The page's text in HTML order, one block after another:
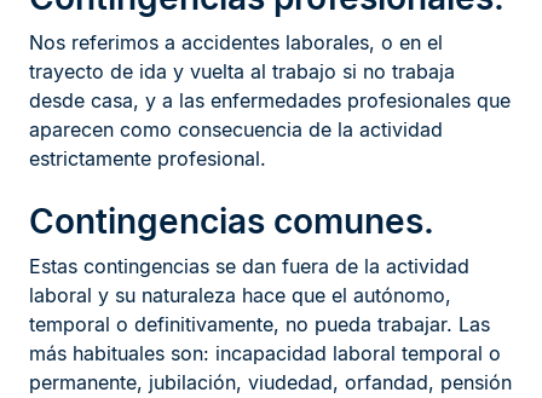
Nos referimos a accidentes laborales, o en el
trayecto de ida y vuelta al trabajo si no trabaja
desde casa, y a las enfermedades profesionales que
aparecen como consecuencia de la actividad
estrictamente profesional.
Contingencias comunes.
Estas contingencias se dan fuera de la actividad
laboral y su naturaleza hace que el autónomo,
temporal o definitivamente, no pueda trabajar. Las
más habituales son: incapacidad laboral temporal o
permanente, jubilación, viudedad, orfandad, pensión